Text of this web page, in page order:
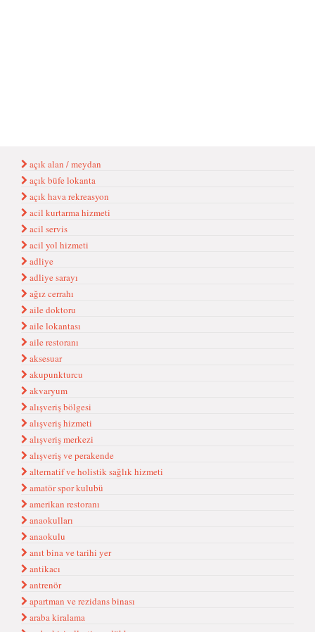
açık alan / meydan
açık büfe lokanta
açık hava rekreasyon
acil kurtarma hizmeti
acil servis
acil yol hizmeti
adliye
adliye sarayı
ağız cerrahı
aile doktoru
aile lokantası
aile restoranı
aksesuar
akupunkturcu
akvaryum
alışveriş bölgesi
alışveriş hizmeti
alışveriş merkezi
alışveriş ve perakende
alternatif ve holistik sağlık hizmeti
amatör spor kulubü
amerikan restoranı
anaokulları
anaokulu
anıt bina ve tarihi yer
antikacı
antrenör
apartman ve rezidans binası
araba kiralama